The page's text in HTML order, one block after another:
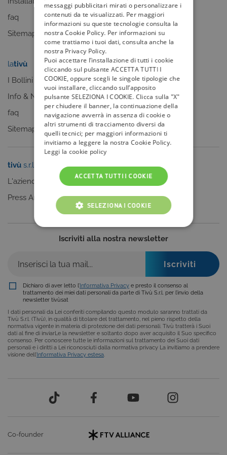
faq
Sitemap
lativù
I Bollini
Info & News
faq
Sitemap
mytivù
tivù s.r.l.
L'azienda
Press Area
Sei un editore?
Clicca qui
Iscriviti alla nostra newsletter
Dichiaro di aver letto l’Informativa Privacy e presto il consenso al
trattamento dei miei dati personali da parte di Tivù S.r.l. per l’invio della
newsletter tivùsat
I dati personali da Lei conferiti compilando questo modulo saranno trattati da
Tivù S.r.l. (Tivù), in qualità di titolare del trattamento, nel pieno rispetto della
normativa vigente in materia di protezione dei dati personali. Tivù tratterà i Suoi
dati al fine di inviarLe la newsletter e soltanto dopo aver acquisito il Suo specifico
consenso. Per conoscere tutte le informazioni sul trattamento dei Suoi dati
personali e i diritti a Lei riconosciuti dalla normativa privacy La invitiamo a prendere
visione dell’Informativa Privacy estesa
Co-founder
messaggi pubblicitari mirati o personalizzare i
contenuti da te visualizzati. Per maggiori
informazioni su queste tecnologie consulta la
nostra Cookie Policy. Per informazioni su
come trattiamo i tuoi dati, consulta anche la
nostra Privacy Policy.
Puoi accettare l’installazione di tutti i cookie
cliccando sul pulsante ACCETTA TUTTI I
COOKIE, oppure scegli le singole tipologie che
vuoi installare, cliccando sull’apposito
pulsante SELEZIONA I COOKIE. Clicca sulla "X"
per chiudere il banner, la continuazione della
navigazione avverrà in assenza di cookie o
altri strumenti di tracciamento diversi da
quelli tecnici; per maggiori informazioni ti
invitiamo a leggere la nostra Cookie Policy.
Leggi la cookie policy
ACCETTA TUTTI I COOKIE
SELEZIONA I COOKIE
COOKIE TECNICI
COOKIE DI PROFILAZIONE
FUNZIONALITÀ
Cookie tecnici
Cookie analitici
Cookie di profilazione
Funzionalità
risposta ad azioni da te effettuate nel corso della
navigazione, che costituiscono una richiesta di
ricordando le scelte e in base ai criteri da te
selezionati (es. lingua, prodotti presenti nel